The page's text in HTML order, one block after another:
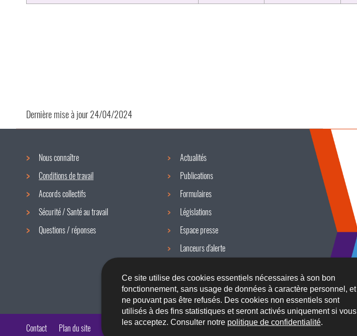
Ce site utilise des cookies essentiels nécessaires à son bon
fonctionnement, sans usage de données à caractère personnel, et
ne pouvant pas être refusés. Des cookies non essentiels sont
utilisés à des fins statistiques et seront activés uniquement si vous
les acceptez. Consulter notre politique de confidentialité.
Dernière mise à jour24/04/2024
Menu
de
navigation
Nous connaître
Conditions de travail
Accords collectifs
Sécurité / Santé au travail
Questions / réponses
Actualités
Publications
Formulaires
Législations
Espace presse
Lanceurs d'alerte
Contact Plan du site A propos du site Accessibilité Aspects légaux Protection des données